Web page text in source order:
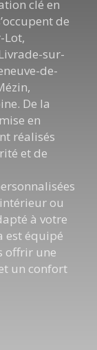
clé en
de
Lot,
sur-
de-
De la
en
réalisés
et de
ou
à votre
est équipé
offrir une
un confort